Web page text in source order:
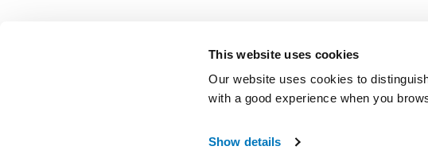
This website uses cookies
Our website uses cookies to
with a good experience when you
Show details